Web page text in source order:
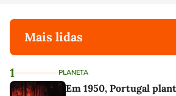
Mais lidas
1 PLANETA
Em 1950, Portugal